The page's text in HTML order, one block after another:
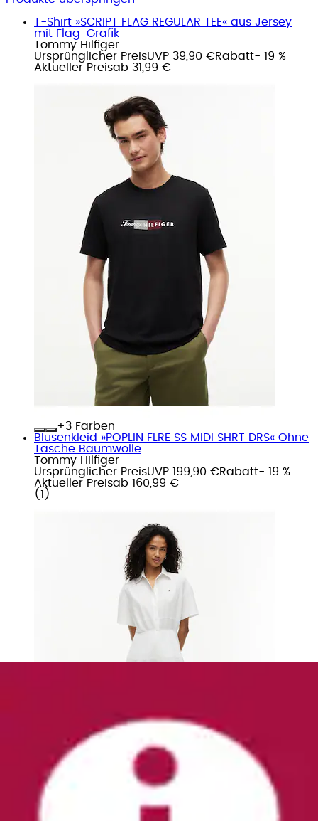
T-Shirt »SCRIPT FLAG REGULAR TEE« aus Jersey
mit Flag-Grafik
Tommy Hilfiger
Ursprünglicher PreisUVP 39,90 €Rabatt- 19 %
Aktueller Preisab 31,99 €
+
Farben
Blusenkleid »POPLIN FLRE SS MIDI SHRT DRS« Ohne
Tasche Baumwolle
Tommy Hilfiger
Ursprünglicher PreisUVP 199,90 €Rabatt- 19 %
Aktueller Preisab 160,99 €
( 1 )